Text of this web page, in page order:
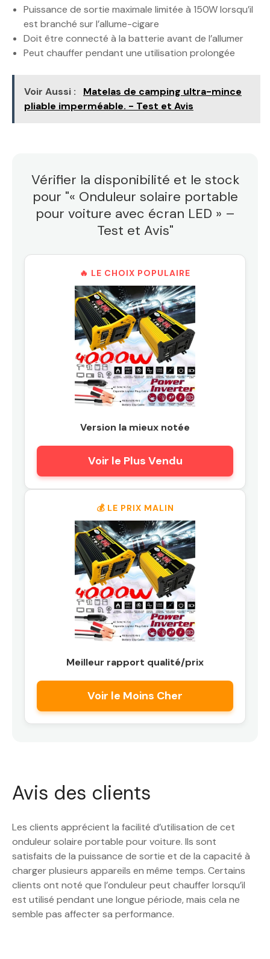
Puissance de sortie maximale limitée à 150W lorsqu’il
est branché sur l’allume-cigare
Doit être connecté à la batterie avant de l’allumer
Peut chauffer pendant une utilisation prolongée
Voir Aussi :
Matelas de camping ultra-mince
pliable imperméable. - Test et Avis
Vérifier la disponibilité et le stock
pour "« Onduleur solaire portable
pour voiture avec écran LED » –
Test et Avis"
🔥 LE CHOIX POPULAIRE
Version la mieux notée
Voir le Plus Vendu
💰 LE PRIX MALIN
Meilleur rapport qualité/prix
Voir le Moins Cher
Avis des clients
Les clients apprécient la facilité d’utilisation de cet
onduleur solaire portable pour voiture. Ils sont
satisfaits de la puissance de sortie et de la capacité à
charger plusieurs appareils en même temps. Certains
clients ont noté que l’onduleur peut chauffer lorsqu’il
est utilisé pendant une longue période, mais cela ne
semble pas affecter sa performance.